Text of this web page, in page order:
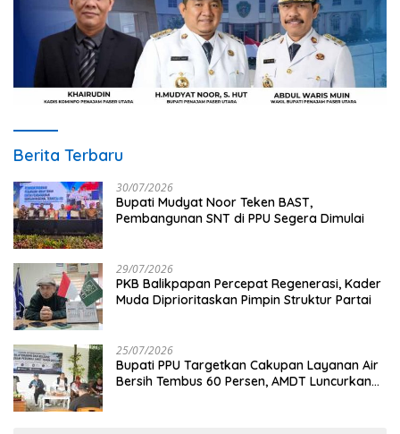
Berita Terbaru
30/07/2026
Bupati Mudyat Noor Teken BAST,
Pembangunan SNT di PPU Segera Dimulai
29/07/2026
PKB Balikpapan Percepat Regenerasi, Kader
Muda Diprioritaskan Pimpin Struktur Partai
25/07/2026
Bupati PPU Targetkan Cakupan Layanan Air
Bersih Tembus 60 Persen, AMDT Luncurkan